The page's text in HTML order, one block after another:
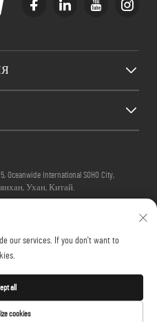
International SOHO City,
Ухан, Китай.
our services. If you don't want to
cookies
all